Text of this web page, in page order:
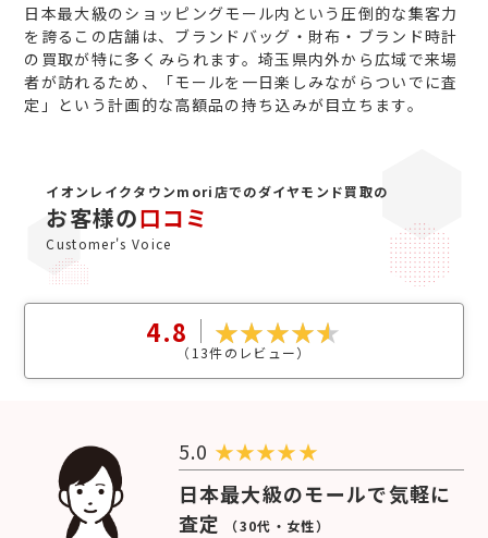
日本最大級のショッピングモール内という圧倒的な集客力
を誇るこの店舗は、ブランドバッグ・財布・ブランド時計
の買取が特に多くみられます。埼玉県内外から広域で来場
者が訪れるため、「モールを一日楽しみながらついでに査
定」という計画的な高額品の持ち込みが目立ちます。
イオンレイクタウンmori店でのダイヤモンド買取の
お客様の口コミ
Customer's Voice
4.8
（ 13件のレビュー）
5.0 ★★★★★
日本最大級のモールで気軽に
査定
（30代・女性）